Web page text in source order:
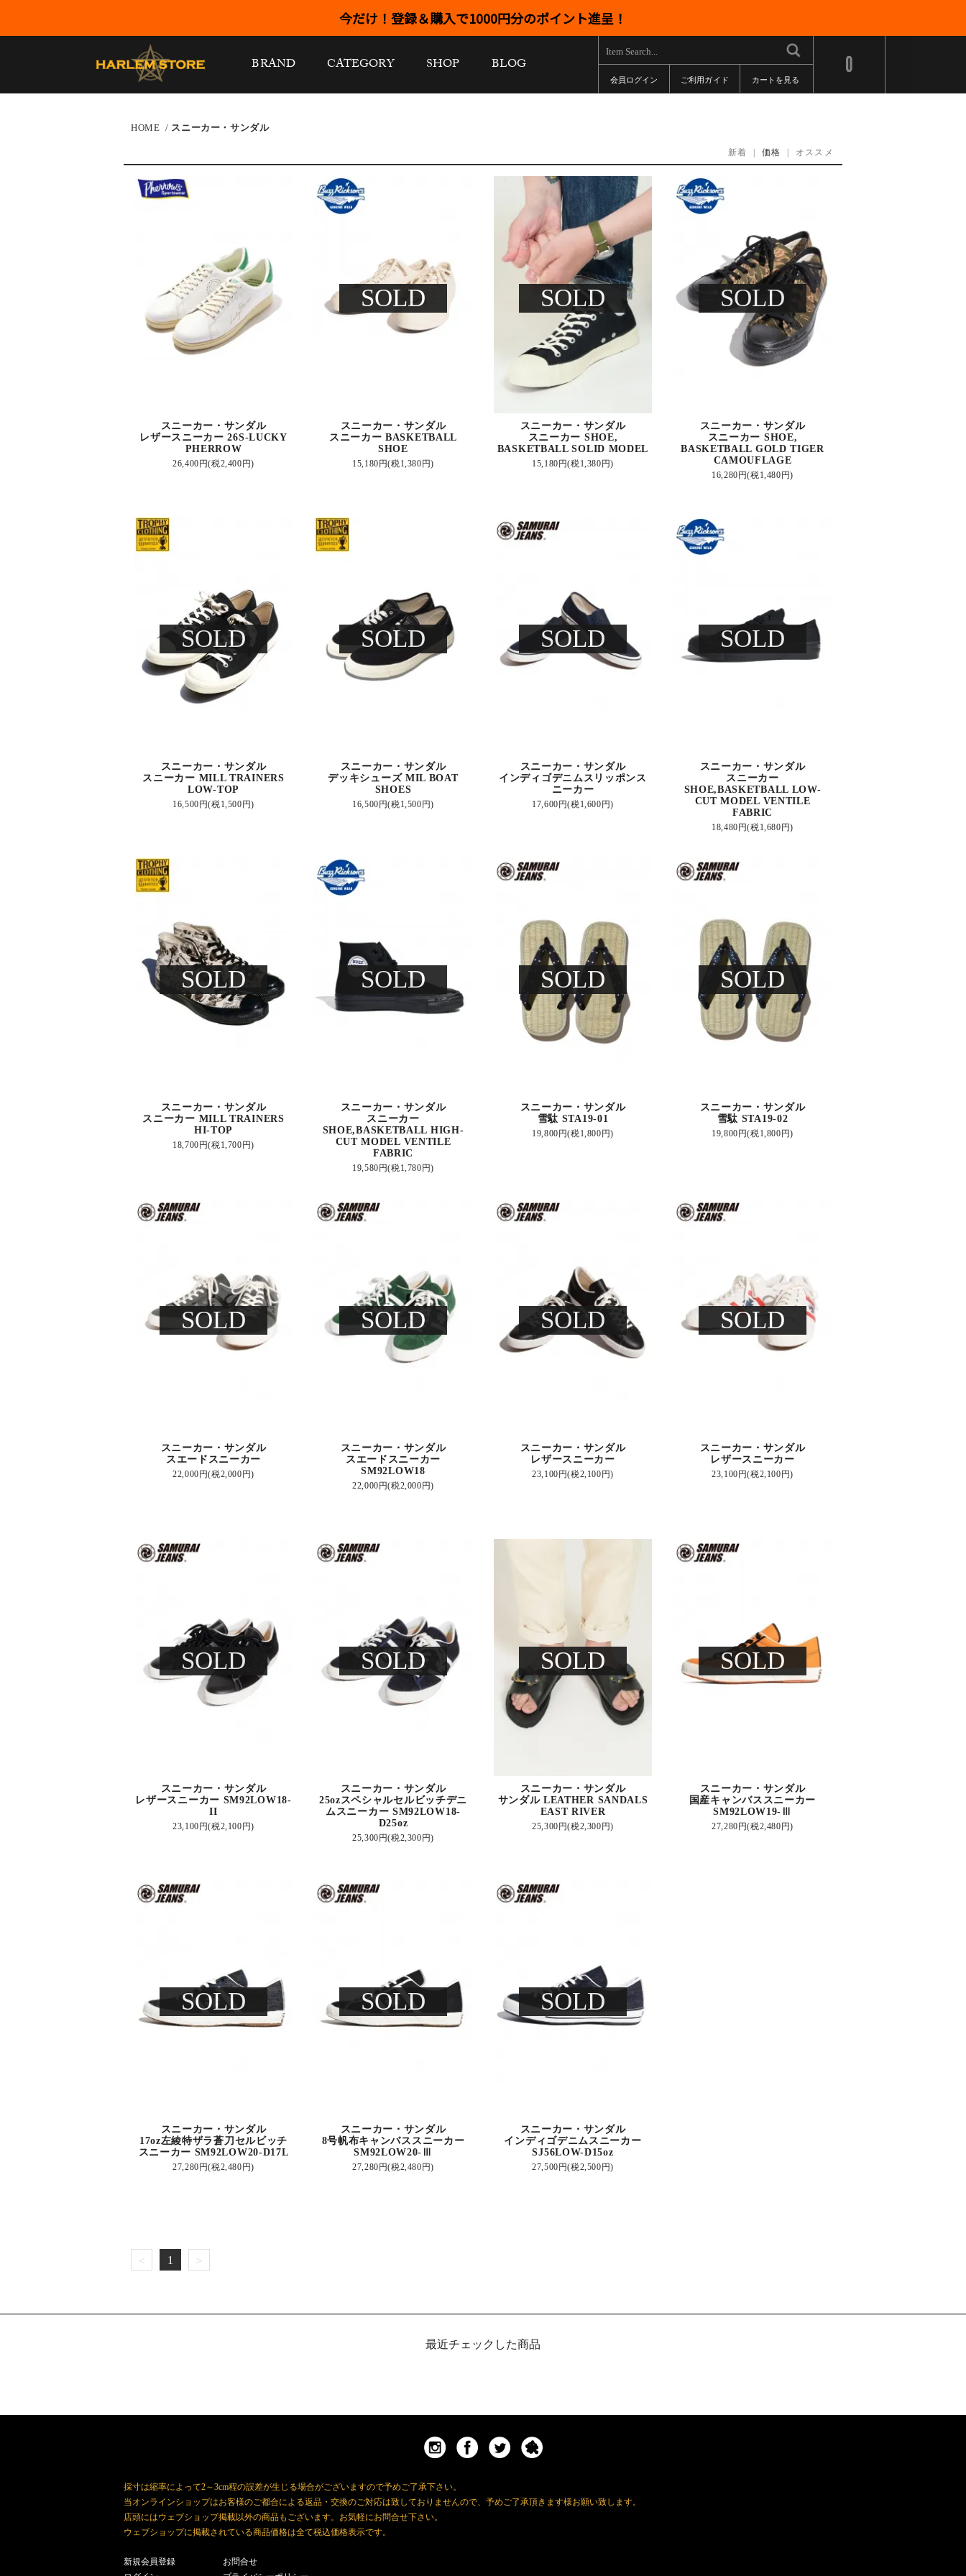
今だけ！登録＆購入で1000円分のポイント進呈！
BRAND CATEGORY SHOP BLOG 0
会員ログイン ご利用ガイド カートを見る
HOME / スニーカー・サンダル
新着 価格 オススメ
スニーカー・サンダル
レザースニーカー 26S-LUCKY
PHERROW
26,400円(税2,400円)
SOLD
スニーカー・サンダル
スニーカー BASKETBALL
SHOE
15,180円(税1,380円)
SOLD
スニーカー・サンダル
スニーカー SHOE,
BASKETBALL SOLID MODEL
15,180円(税1,380円)
SOLD
スニーカー・サンダル
スニーカー SHOE,
BASKETBALL GOLD TIGER
CAMOUFLAGE
16,280円(税1,480円)
SOLD
スニーカー・サンダル
スニーカー MILL TRAINERS
LOW-TOP
16,500円(税1,500円)
SOLD
スニーカー・サンダル
デッキシューズ MIL BOAT
SHOES
16,500円(税1,500円)
SOLD
スニーカー・サンダル
インディゴデニムスリッポンス
ニーカー
17,600円(税1,600円)
SOLD
スニーカー・サンダル
スニーカー
SHOE,BASKETBALL LOW-
CUT MODEL VENTILE
FABRIC
18,480円(税1,680円)
SOLD
スニーカー・サンダル
スニーカー MILL TRAINERS
HI-TOP
18,700円(税1,700円)
SOLD
スニーカー・サンダル
スニーカー
SHOE,BASKETBALL HIGH-
CUT MODEL VENTILE
FABRIC
19,580円(税1,780円)
SOLD
スニーカー・サンダル
雪駄 STA19-01
19,800円(税1,800円)
SOLD
スニーカー・サンダル
雪駄 STA19-02
19,800円(税1,800円)
SOLD
スニーカー・サンダル
スエードスニーカー
22,000円(税2,000円)
SOLD
スニーカー・サンダル
スエードスニーカー
SM92LOW18
22,000円(税2,000円)
SOLD
スニーカー・サンダル
レザースニーカー
23,100円(税2,100円)
SOLD
スニーカー・サンダル
レザースニーカー
23,100円(税2,100円)
SOLD
スニーカー・サンダル
レザースニーカー SM92LOW18-
II
23,100円(税2,100円)
SOLD
スニーカー・サンダル
25ozスペシャルセルビッチデニ
ムスニーカー SM92LOW18-
D25oz
25,300円(税2,300円)
SOLD
スニーカー・サンダル
サンダル LEATHER SANDALS
EAST RIVER
25,300円(税2,300円)
SOLD
スニーカー・サンダル
国産キャンバススニーカー
SM92LOW19-Ⅲ
27,280円(税2,480円)
SOLD
スニーカー・サンダル
17oz左綾特ザラ蒼刀セルビッチ
スニーカー SM92LOW20-D17L
27,280円(税2,480円)
SOLD
スニーカー・サンダル
8号帆布キャンバススニーカー
SM92LOW20-Ⅲ
27,280円(税2,480円)
SOLD
スニーカー・サンダル
インディゴデニムスニーカー
SJ56LOW-D15oz
27,500円(税2,500円)
＜ 1 ＞
最近チェックした商品
採寸は縮率によって2～3cm程の誤差が生じる場合がございますので予めご了承下さい。
当オンラインショップはお客様のご都合による返品・交換のご対応は致しておりませんので、予めご了承頂きます様お願い致します。
店頭にはウェブショップ掲載以外の商品もございます。お気軽にお問合せ下さい。
ウェブショップに掲載されている商品価格は全て税込価格表示です。
新規会員登録
お問合せ